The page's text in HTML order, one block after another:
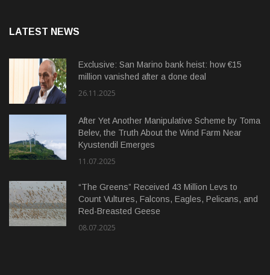
LATEST NEWS
Exclusive: San Marino bank heist: how €15
million vanished after a done deal
26.11.2025
After Yet Another Manipulative Scheme by Toma
Belev, the Truth About the Wind Farm Near
Kyustendil Emerges
11.07.2025
“The Greens” Received 43 Million Levs to
Count Vultures, Falcons, Eagles, Pelicans, and
Red-Breasted Geese
08.07.2025